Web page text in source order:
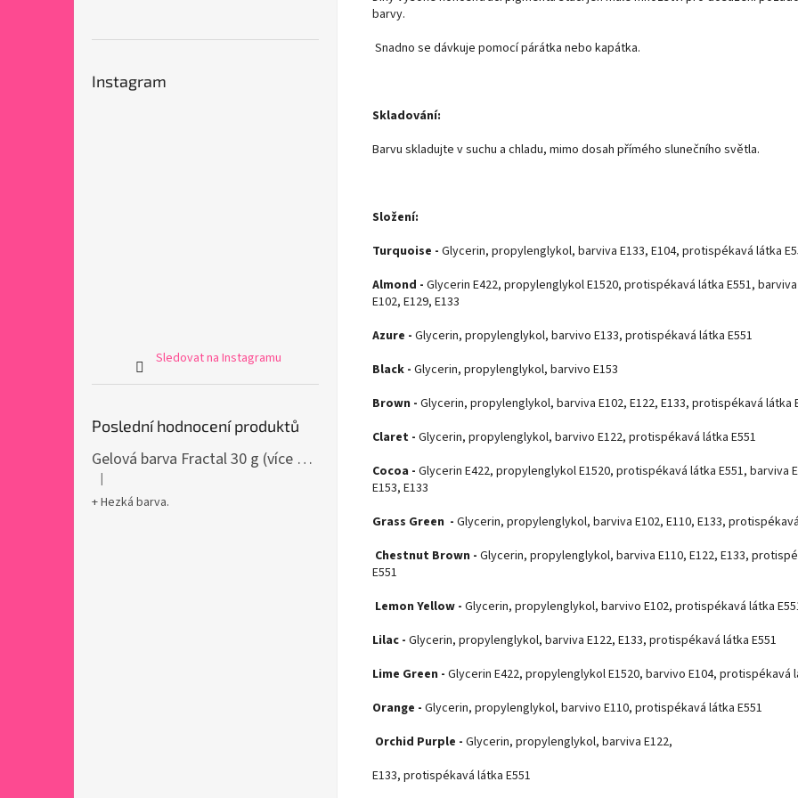
Instagram
Sledovat na Instagramu
Poslední hodnocení produktů
Gelová barva Fractal 30 g (více variant)
Hodnocení produktu je 5 z 5 hvězdiček.
|
+ Hezká barva.
barvy.
Snadno se dávkuje pomocí párátka nebo kapátka.
Skladování:
Barvu skladujte v suchu a chladu, mimo dosah přímého slunečního světla.
Složení:
Turquoise - Glycerin, propylenglykol, barviva E133, E104, protispékavá látka
Almond - Glycerin E422, propylenglykol E1520, protispékavá látka E551, barviva
E102, E129, E133
Azure - Glycerin, propylenglykol, barvivo E133, protispékavá látka E551
Black - Glycerin, propylenglykol, barvivo E153
Brown - Glycerin, propylenglykol, barviva E102, E122, E133, protispékavá látka
Claret - Glycerin, propylenglykol, barvivo E122, protispékavá látka E551
Cocoa - Glycerin E422, propylenglykol E1520, protispékavá látka E551, barviva
E153, E133
Grass Green - Glycerin, propylenglykol, barviva E102, E110, E133,
Chestnut Brown - Glycerin, propylenglykol, barviva E110, E122, E133,
E551
Lemon Yellow - Glycerin, propylenglykol, barvivo E102, protispékavá látka
Lilac - Glycerin, propylenglykol, barviva E122, E133, protispékavá látka E551
Lime Green - Glycerin E422, propylenglykol E1520, barvivo E104, protispékavá
Orange - Glycerin, propylenglykol, barvivo E110, protispékavá látka E551
Orchid Purple - Glycerin, propylenglykol, barviva E122,
E133, protispékavá látka E551